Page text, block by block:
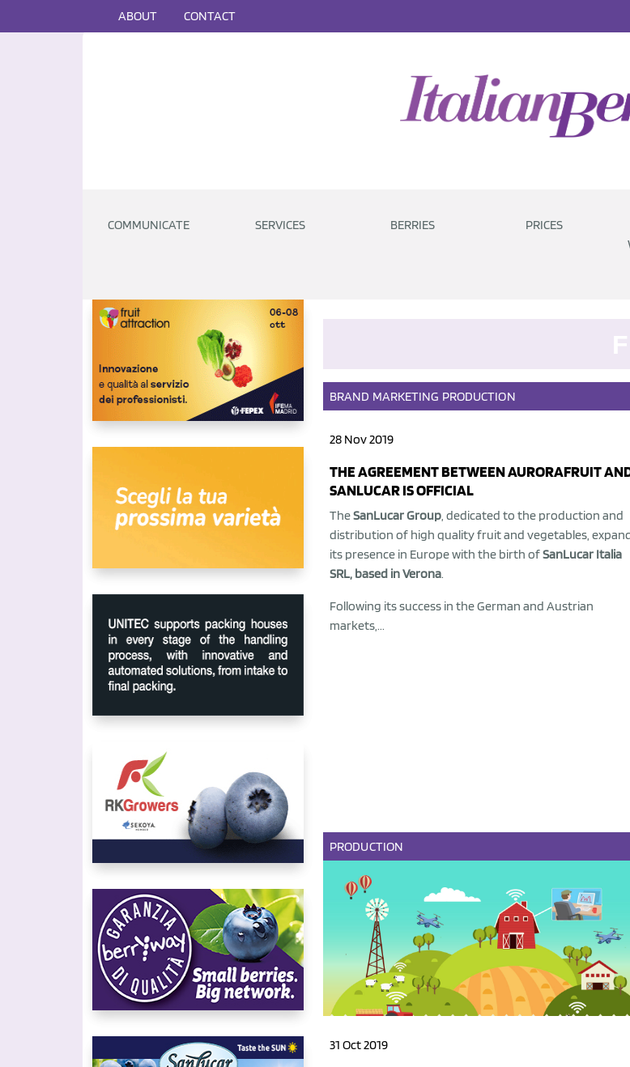
ABOUT CONTACT
COMMUNICATE SERVICES BERRIES PRICES
BRAND MARKETING PRODUCTION
28 Nov 2019
THE AGREEMENT BETWEEN AURORAFRUIT
SANLUCAR IS OFFICIAL
TheSanLucar Group, dedicated to the production and
distribution of high quality fruit and vegetables,
its presence in Europe with the birth ofSanLucar Italia
SRL, based in Verona.
Following its success in the German and Austrian
markets,...
PRODUCTION
31 Oct 2019